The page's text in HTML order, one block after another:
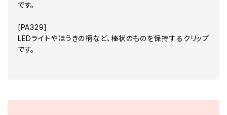
です。
[PA329]
LEDライトやほうきの柄など、棒状のものを保持するクリップ
です。